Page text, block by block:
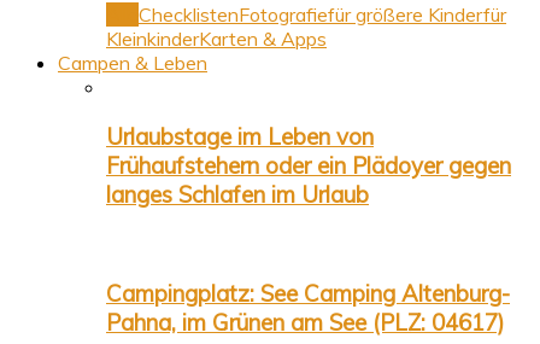
ChecklistenFotografiefür größere Kinderfür
KleinkinderKarten & Apps
Campen & Leben
Urlaubstage im Leben von
Frühaufstehern oder ein Plädoyer gegen
langes Schlafen im Urlaub
Campingplatz: See Camping Altenburg-
Pahna, im Grünen am See (PLZ: 04617)